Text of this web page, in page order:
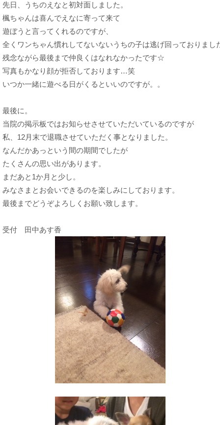
先日、うちのえなと初対面しました。
楓ちゃんは喜んでえなに寄って来て
遊ぼうと言ってくれるのですが、
全くワンちゃん慣れしてないないうちの子は逃げ回っておりま
残念ながら最後まで仲良くはなれなかったです☆
写真もかなり顔が拒否しております…笑
いつか一緒に遊べる日がくるといいのですが。。
最後に。
当院の掲示板ではお知らせさせていただいているのですが
私、12月末で退職させていただく事となりました。
なんだかあっという間の期間でしたが
たくさんの思い出があります。
まだあと1か月と少し。
みなさまとお会いできるのを楽しみにしております。
最後までどうぞよろしくお願い致します。
受付　田中あす香